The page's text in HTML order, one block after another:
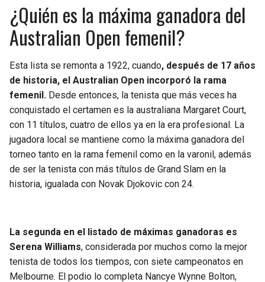
¿Quién es la máxima ganadora del
Australian Open femenil?
Esta lista se remonta a 1922, cuando, después de 17 años
de historia, el Australian Open incorporó la rama
femenil. Desde entonces, la tenista que más veces ha
conquistado el certamen es la australiana Margaret Court,
con 11 títulos, cuatro de ellos ya en la era profesional. La
jugadora local se mantiene como la máxima ganadora del
torneo tanto en la rama femenil como en la varonil, además
de ser la tenista con más títulos de Grand Slam en la
historia, igualada con Novak Djokovic con 24.
La segunda en el listado de máximas ganadoras es
Serena Williams, considerada por muchos como la mejor
tenista de todos los tiempos, con siete campeonatos en
Melbourne. El podio lo completa Nancye Wynne Bolton,